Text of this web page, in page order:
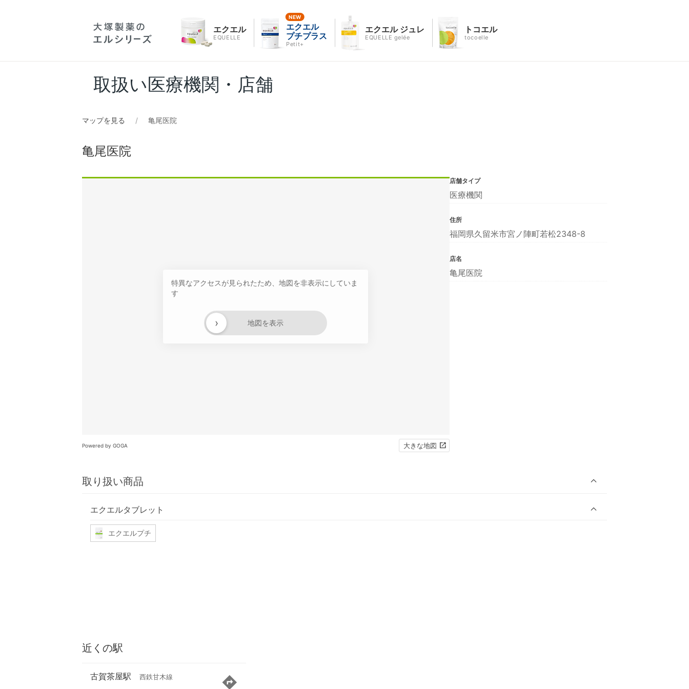
エクエル
EQUELLE
エクエル
プチプラス
Petit+
エクエル ジュレ
EQUELLE gelée
トコエル
tocoelle
取扱い医療機関・店舗
マップを見る 亀尾医院
亀尾医院
特異なアクセスが見られたため、地図を非表示にしていま
す
地図を表示
›
Powered by GOGA 大きな地図
取り扱い商品
エクエルタブレット
エクエルプチ
店舗タイプ
医療機関
住所
福岡県久留米市宮ノ陣町若松2348-8
店名
亀尾医院
近くの駅
古賀茶屋駅 西鉄甘木線